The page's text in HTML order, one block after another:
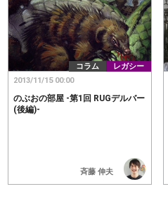
コラム レガシー
斉藤 伸夫
のぶおの部屋 -第1回 RUGデルバー
(後編)-
2013/11/15 00:00